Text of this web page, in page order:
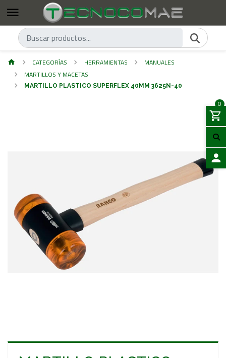
0
CATEGORÍAS HERRAMIENTAS
MANUALES
MARTILLOS Y MACETAS
MARTILLO PLASTICO SUPERFLEX 40MM 3625N-40